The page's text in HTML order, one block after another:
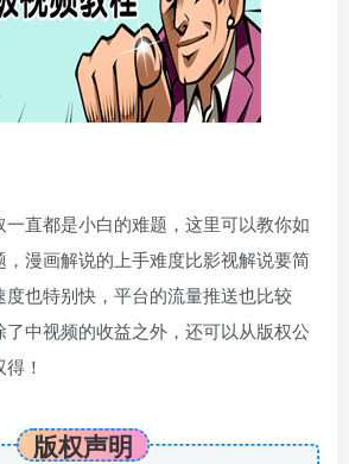
直都是小白的难题，这里可以教你如
漫画解说的上手难度比影视解说要简
也特别快，平台的流量推送也比较
中视频的收益之外，还可以从版权公
！
版权声明